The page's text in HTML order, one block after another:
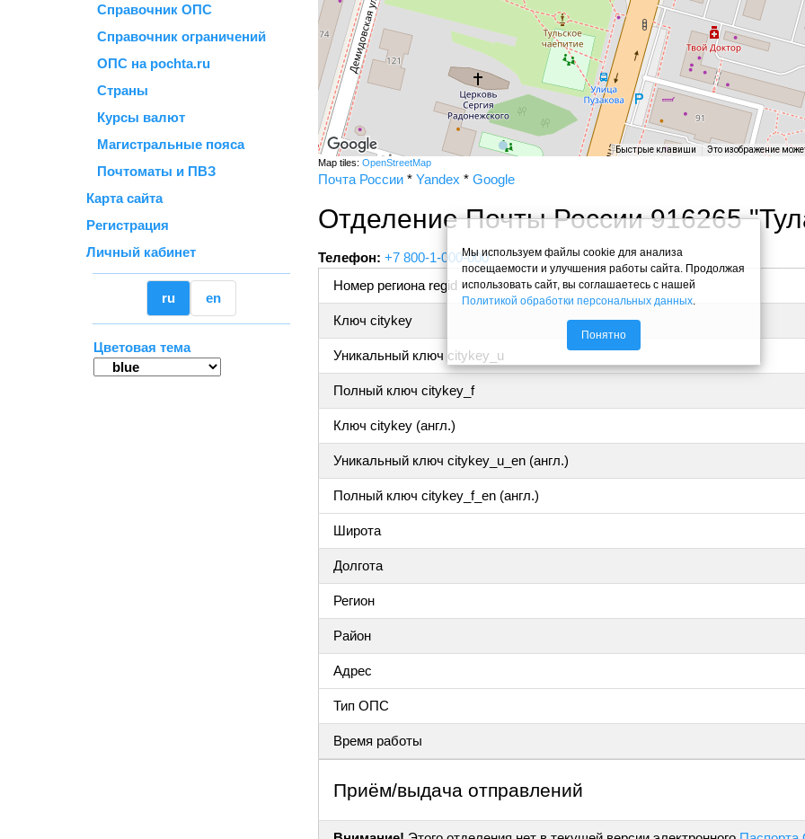
Справочник ОПС
Справочник ограничений
ОПС на pochta.ru
Страны
Курсы валют
Магистральные пояса
Почтоматы и ПВЗ
Карта сайта
Регистрация
Личный кабинет
ru en
Цветовая тема
Быстрые клавиши Это изображение
Map tiles: OpenStreetMap
Почта России * Yandex * Google
Отделение Почты России 916265
Телефон: +7 800-1-000-000
Номер региона regid
Ключ citykey
Уникальный ключ citykey_u
Полный ключ citykey_f
Ключ citykey (англ.)
Уникальный ключ citykey_u_en (англ.)
Полный ключ citykey_f_en (англ.)
Широта
Долгота
Регион
Район
Адрес
Тип ОПС
Время работы
Приём/выдача отправлений
Мы используем файлы cookie для анализа
посещаемости и улучшения работы сайта. Продолжая
использовать сайт, вы соглашаетесь с нашей
Политикой обработки персональных данных
Понятно